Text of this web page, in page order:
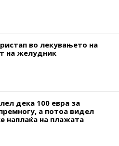
во лекувањето на
на желудник
дека 100 евра за
а потоа видел
наплаќа на плажата